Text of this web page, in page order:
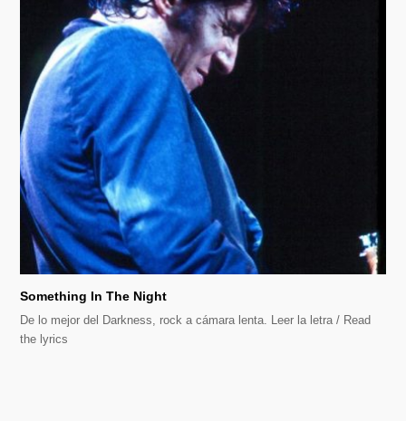
Something In The Night
De lo mejor del Darkness, rock a cámara lenta. Leer la letra / Read
the lyrics